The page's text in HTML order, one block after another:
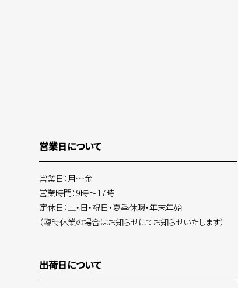
営業日について
営業日：月～金
営業時間：9時～17時
定休日：土・日・祝日・夏季休暇・年末年始
（臨時休業の場合はお知らせにてお知らせいたします）
出荷日について